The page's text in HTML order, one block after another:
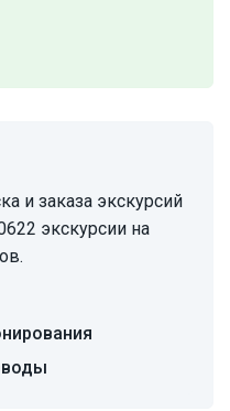
и заказа экскурсий
экскурсии на